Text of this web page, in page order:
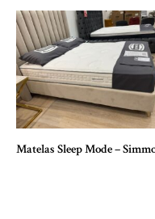
Matelas Sleep Mode –